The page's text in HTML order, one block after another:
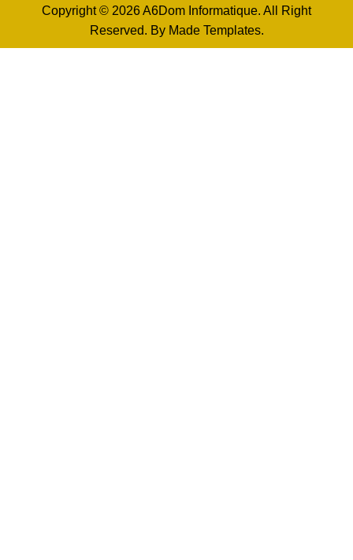
Copyright © 2026 A6Dom Informatique. All Right
Reserved. By Made Templates.